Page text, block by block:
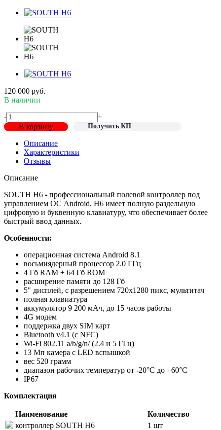
120 000 руб.
В наличии
-
+
В корзину
Получить КП
Описание
Характеристики
Отзывы
Описание
SOUTH H6 - профессиональный полевой контроллер под
управлением ОС Android. H6 имеет полную раздельную
цифровую и буквенную клавиатуру, что обеспечивает более
быстрый ввод данных.
Особенности:
операционная система Android 8.1
восьмиядерный процессор 2.0 ГГц
4 Гб RAM + 64 Гб ROM
расширение памяти до 128 Гб
5" дисплей, с разрешением 720х1280 пикс, мультитач
полная клавиатура
аккумулятор 9 200 мАч, до 15 часов работы
4G модем
поддержка двух SIM карт
Bluetooth v4.1 (с NFC)
Wi-Fi 802.11 a/b/g/n/ (2.4 и 5 ГГц)
13 Мп камера с LED вспышкой
вес 520 грамм
диапазон рабочих температур от -20°С до +60°С
IP67
Комплектация
Наименование
Количество
контроллер SOUTH H6
1 шт